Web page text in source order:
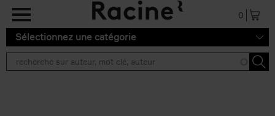
Aller au contenu principal
0
Sélectionnez une catégorie